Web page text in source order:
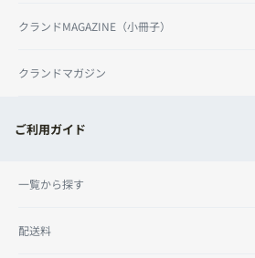
クランドMAGAZINE（小冊子）
クランドマガジン
ご利用ガイド
一覧から探す
配送料